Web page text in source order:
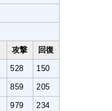
攻撃 回復
528 150
859 205
979 234